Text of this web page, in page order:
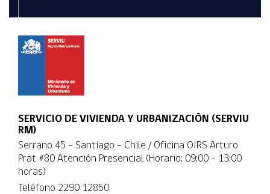
SERVICIO DE VIVIENDA Y URBANIZACIÓN (SERVIU
RM)
Serrano 45 - Santiago - Chile / Oficina OIRS Arturo
Prat #80 Atención Presencial (Horario: 09:00 - 13:00
horas)
Teléfono 2290 12850